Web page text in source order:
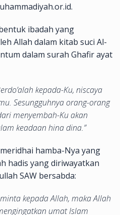
ibadah yang
Allah dalam kitab suci Al-
dalam surah Ghafir ayat
kepada-Ku, niscaya
Sesungguhnya orang-orang
menyembah-Ku akan
keadaan hina dina.”
hamba-Nya yang
hadis yang diriwayatkan
SAW bersabda:
kepada Allah, maka Allah
umat Islam